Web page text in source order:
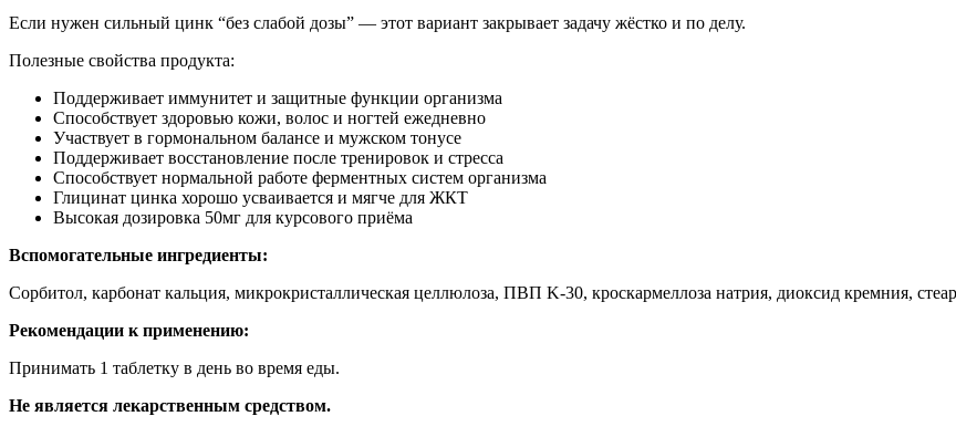
Если нужен сильный цинк “без слабой дозы” — этот вариант закрывает задачу жёстко и по делу.
Полезные свойства продукта:
Поддерживает иммунитет и защитные функции организма
Способствует здоровью кожи, волос и ногтей ежедневно
Участвует в гормональном балансе и мужском тонусе
Поддерживает восстановление после тренировок и стресса
Способствует нормальной работе ферментных систем организма
Глицинат цинка хорошо усваивается и мягче для ЖКТ
Высокая дозировка 50мг для курсового приёма
Вспомогательные ингредиенты:
Сорбитол, карбонат кальция, микрокристаллическая целлюлоза, ПВП K-30, кроскармеллоза натрия, диоксид кремния,
Рекомендации к применению:
Принимать 1 таблетку в день во время еды.
Не является лекарственным средством.